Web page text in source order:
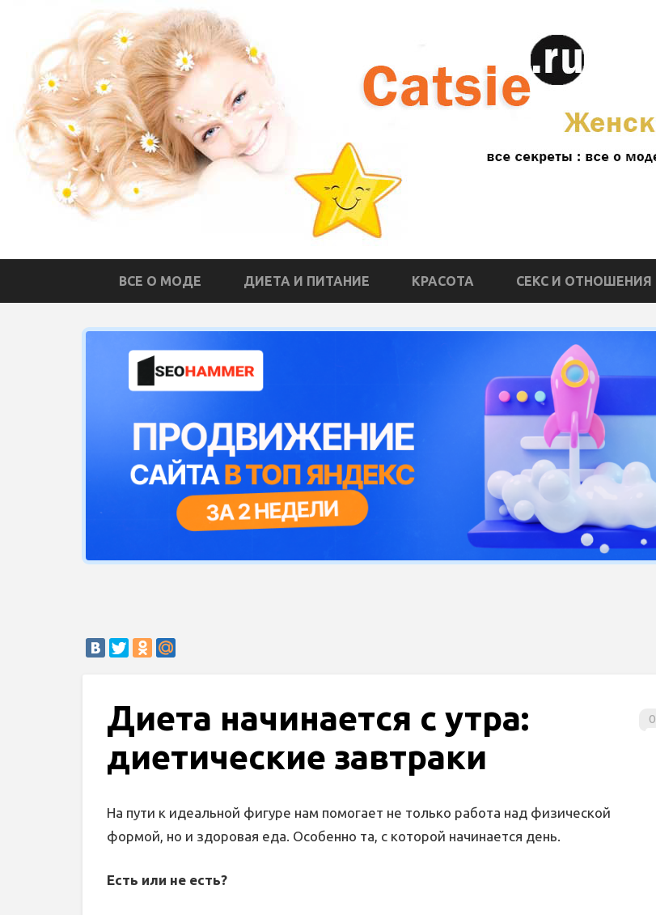
ВСЕ О МОДЕ ДИЕТА И ПИТАНИЕ КРАСОТА СЕКС И ОТНОШЕНИЯ
0
Диета начинается с утра:
диетические завтраки
На пути к идеальной фигуре нам помогает не только работа над физической
формой, но и здоровая еда. Особенно та, с которой начинается день.
Есть или не есть?